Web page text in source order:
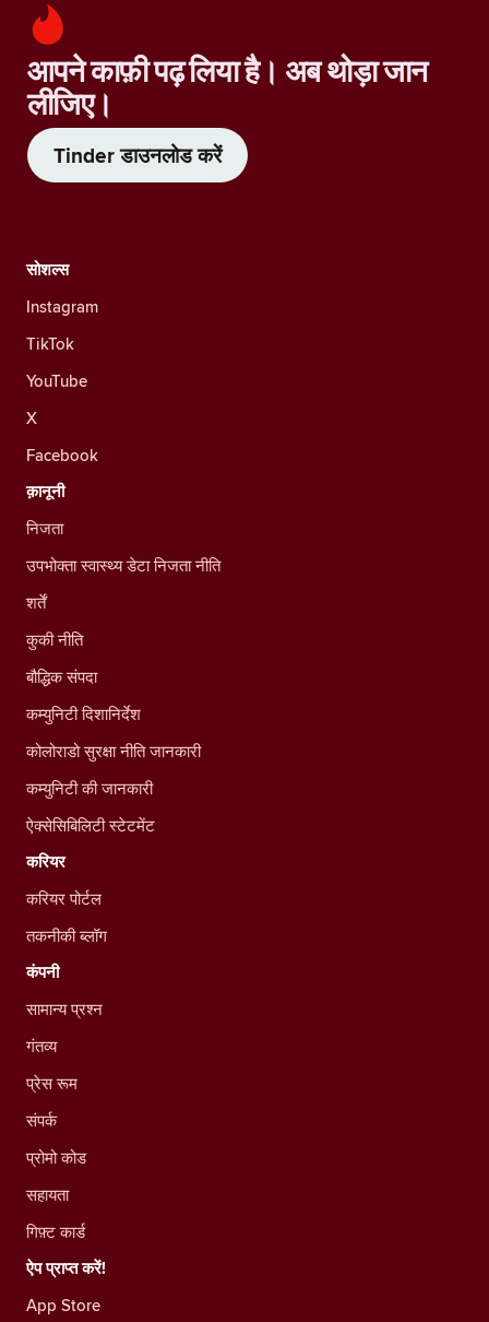
आपने काफ़ी पढ़ लिया है। अब थोड़ा जान
लीजिए।
Tinder डाउनलोड करें
सोशल्स
Instagram
TikTok
YouTube
X
Facebook
क़ानूनी
निजता
उपभोक्ता स्वास्थ्य डेटा निजता नीति
शर्तें
कुकी नीति
बौद्धिक संपदा
कम्युनिटी दिशानिर्देश
कोलोराडो सुरक्षा नीति जानकारी
कम्युनिटी की जानकारी
ऐक्सेसिबिलिटी स्टेटमेंट
करियर
करियर पोर्टल
तकनीकी ब्लॉग
कंपनी
सामान्य प्रश्न
गंतव्य
प्रेस रूम
संपर्क
प्रोमो कोड
सहायता
गिफ़्ट कार्ड
ऐप प्राप्त करें!
App Store